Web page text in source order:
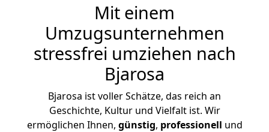
Mit einem
Umzugsunternehmen
stressfrei umziehen nach
Bjarosa
Bjarosa ist voller Schätze, das reich an
Geschichte, Kultur und Vielfalt ist. Wir
ermöglichen Ihnen, günstig, professionell und